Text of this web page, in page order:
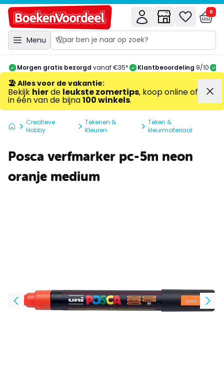
Menu
0
Morgen gratis bezorgd vanaf €35* Klantbeoordeling 9/10
🏖️ Alles voor de vakantie:
Bekijk hierde leukste zomertips, koop online of
in één van de bijna100 winkels.
Creatieve
Hobby
Tekenen &
Kleuren
Teken &
kleurmateriaal
Posca verfmarker pc-5m neon
oranje medium